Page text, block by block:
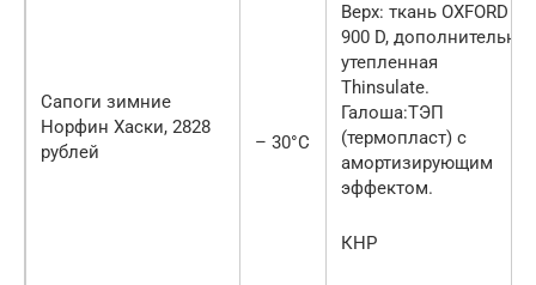
Сапоги зимние
Норфин Хаски, 2828
рублей
– 30°С
Верх: ткань OXFORD
900 D, дополнительно
утепленная
Thinsulate.
Галоша:ТЭП
(термопласт) с
амортизирующим
эффектом.
КНР